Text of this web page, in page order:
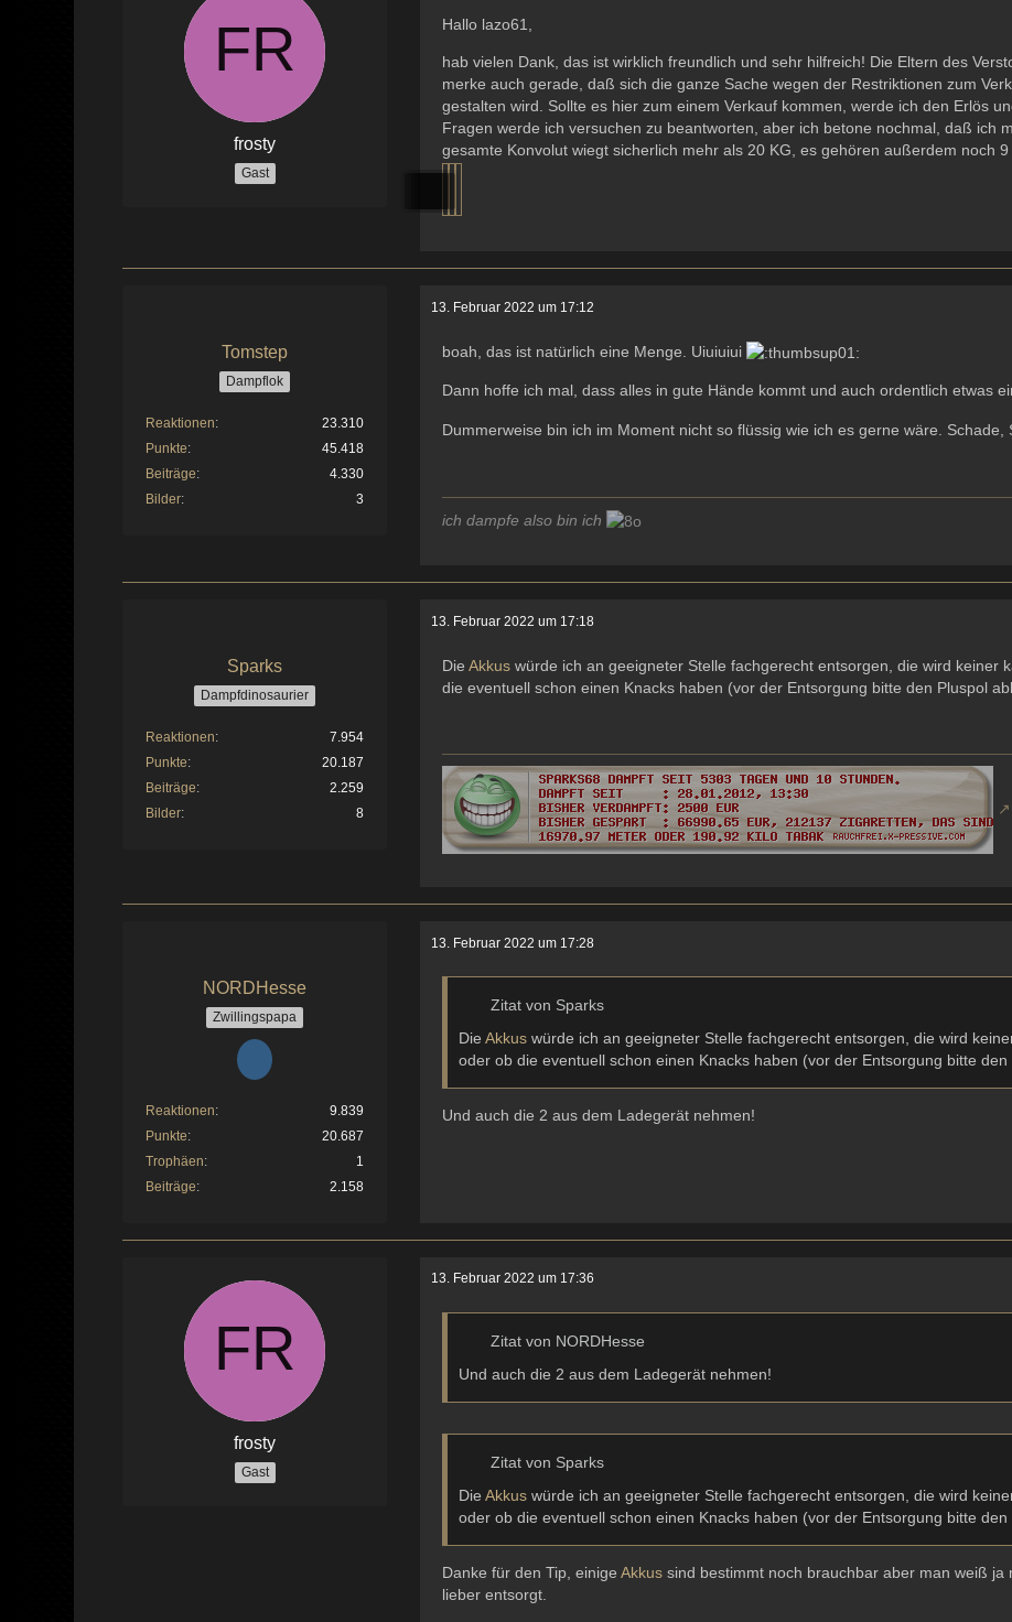
frosty
Gast
Hallo lazo61,
hab vielen Dank, das ist wirklich freundlich und sehr hilfreich! Die Eltern des
merke auch gerade, daß sich die ganze Sache wegen der Restriktionen zum
gestalten wird. Sollte es hier zum einem Verkauf kommen, werde ich den Erlös
Fragen werde ich versuchen zu beantworten, aber ich betone nochmal, daß ich
gesamte Konvolut wiegt sicherlich mehr als 20 KG, es gehören außerdem noch
Tomstep
Dampflok
Reaktionen
23.310
Punkte
45.418
Beiträge
4.330
Bilder
3
13. Februar 2022 um 17:12
boah, das ist natürlich eine Menge. Uiuiuiui
Dann hoffe ich mal, dass alles in gute Hände kommt und auch ordentlich etwas
Dummerweise bin ich im Moment nicht so flüssig wie ich es gerne wäre. Schade,
ich dampfe also bin ich
Sparks
Dampfdinosaurier
Reaktionen
7.954
Punkte
20.187
Beiträge
2.259
Bilder
8
13. Februar 2022 um 17:18
DieAkkus würde ich an geeigneter Stelle fachgerecht entsorgen, die wird keiner
die eventuell schon einen Knacks haben (vor der Entsorgung bitte den Pluspol
NORDHesse
Zwillingspapa
Reaktionen
9.839
Punkte
20.687
Trophäen
1
Beiträge
2.158
13. Februar 2022 um 17:28
Zitat von Sparks
DieAkkus würde ich an geeigneter Stelle fachgerecht entsorgen, die wird
oder ob die eventuell schon einen Knacks haben (vor der Entsorgung bitte den
Und auch die 2 aus dem Ladegerät nehmen!
frosty
Gast
13. Februar 2022 um 17:36
Zitat von NORDHesse
Und auch die 2 aus dem Ladegerät nehmen!
Zitat von Sparks
DieAkkus würde ich an geeigneter Stelle fachgerecht entsorgen, die wird
oder ob die eventuell schon einen Knacks haben (vor der Entsorgung bitte den
Danke für den Tip, einigeAkkus sind bestimmt noch brauchbar aber man weiß
lieber entsorgt.